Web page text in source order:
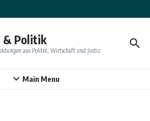
& Politik
aus Politik, Wirtschaft und Justiz
Main Menu